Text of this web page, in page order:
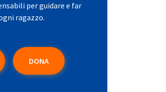
per guidare e far
ragazzo.
DONA